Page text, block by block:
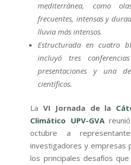
mediterránea, como
frecuentes, intensas y
lluvia más intensos.
Estructurada en cuatro
incluyó tres
presentaciones y una
científicos.
La VI Jornada de la
Climático UPV-GVA
octubre a
investigadores y empresas
los principales desafíos